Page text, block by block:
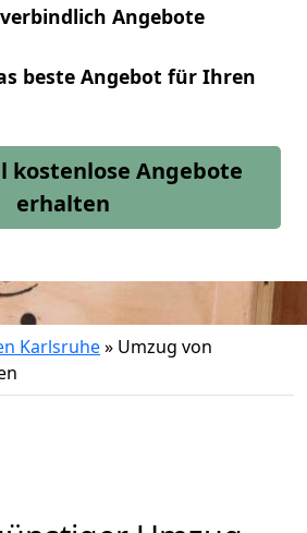
Angebote
beste Angebot für Ihren
kostenlose Angebote
erhalten
Karlsruhe» Umzug von